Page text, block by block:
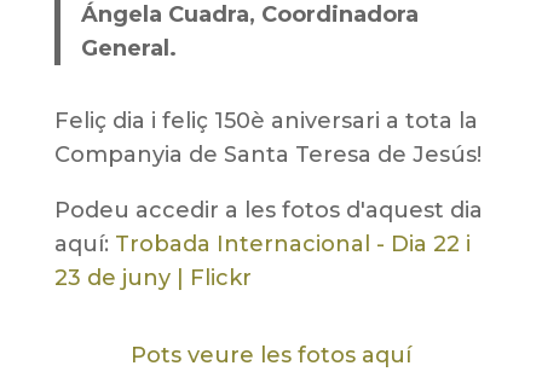
Ángela Cuadra, Coordinadora
General.
Feliç dia i feliç 150è aniversari a tota la
Companyia de Santa Teresa de Jesús!
Podeu accedir a les fotos d'aquest dia
aquí: Trobada Internacional - Dia 22 i
23 de juny | Flickr
Pots veure les fotos aquí